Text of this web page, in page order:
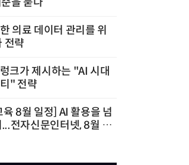
의료 데이터 관리를 위
전략
크가 제시하는 "AI 시대
" 전략
육 8월 일정] AI 활용을 넘
전자신문인터넷, 8월 실